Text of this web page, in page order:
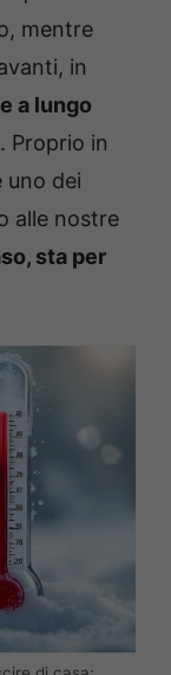
mentre
in
a lungo
. Proprio in
uno dei
alle nostre
sta per